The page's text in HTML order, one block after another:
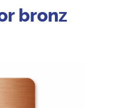
bronz